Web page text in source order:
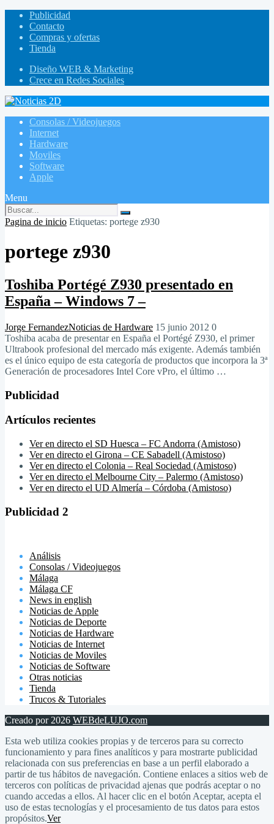
Publicidad
Contacto
Compras y ofertas
Tienda
Diseño WEB & Marketing
Crece en Redes Sociales
Consolas / Videojuegos
Internet
Hardware
Moviles
Software
Apple
Menu
Pagina de inicio Etiquetas: portege z930
portege z930
Toshiba Portégé Z930 presentado en
España – Windows 7 –
Jorge FernandezNoticias de Hardware 15 junio 2012 0
Toshiba acaba de presentar en España el Portégé Z930, el primer
Ultrabook profesional del mercado más exigente. Además también
es el único equipo de esta categoría de productos que incorpora la 3ª
Generación de procesadores Intel Core vPro, el último …
Publicidad
Artículos recientes
Ver en directo el SD Huesca – FC Andorra (Amistoso)
Ver en directo el Girona – CE Sabadell (Amistoso)
Ver en directo el Colonia – Real Sociedad (Amistoso)
Ver en directo el Melbourne City – Palermo (Amistoso)
Ver en directo el UD Almería – Córdoba (Amistoso)
Publicidad 2
Análisis
Consolas / Videojuegos
Málaga
Málaga CF
News in english
Noticias de Apple
Noticias de Deporte
Noticias de Hardware
Noticias de Internet
Noticias de Moviles
Noticias de Software
Otras noticias
Tienda
Trucos & Tutoriales
Creado por 2026 WEBdeLUJO.com
Esta web utiliza cookies propias y de terceros para su correcto
funcionamiento y para fines analíticos y para mostrarte publicidad
relacionada con sus preferencias en base a un perfil elaborado a
partir de tus hábitos de navegación. Contiene enlaces a sitios web de
terceros con políticas de privacidad ajenas que podrás aceptar o no
cuando accedas a ellos. Al hacer clic en el botón Aceptar, acepta el
uso de estas tecnologías y el procesamiento de tus datos para estos
propósitos.Ver